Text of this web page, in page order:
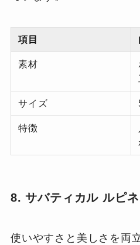
項目
素材
サイズ
特徴
8. サバティカル ルピ
使いやすさと美しさを両